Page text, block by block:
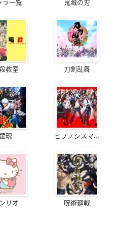
教室 刀剣乱舞
魂 ヒプノシスマ...
リオ 呪術廻戦